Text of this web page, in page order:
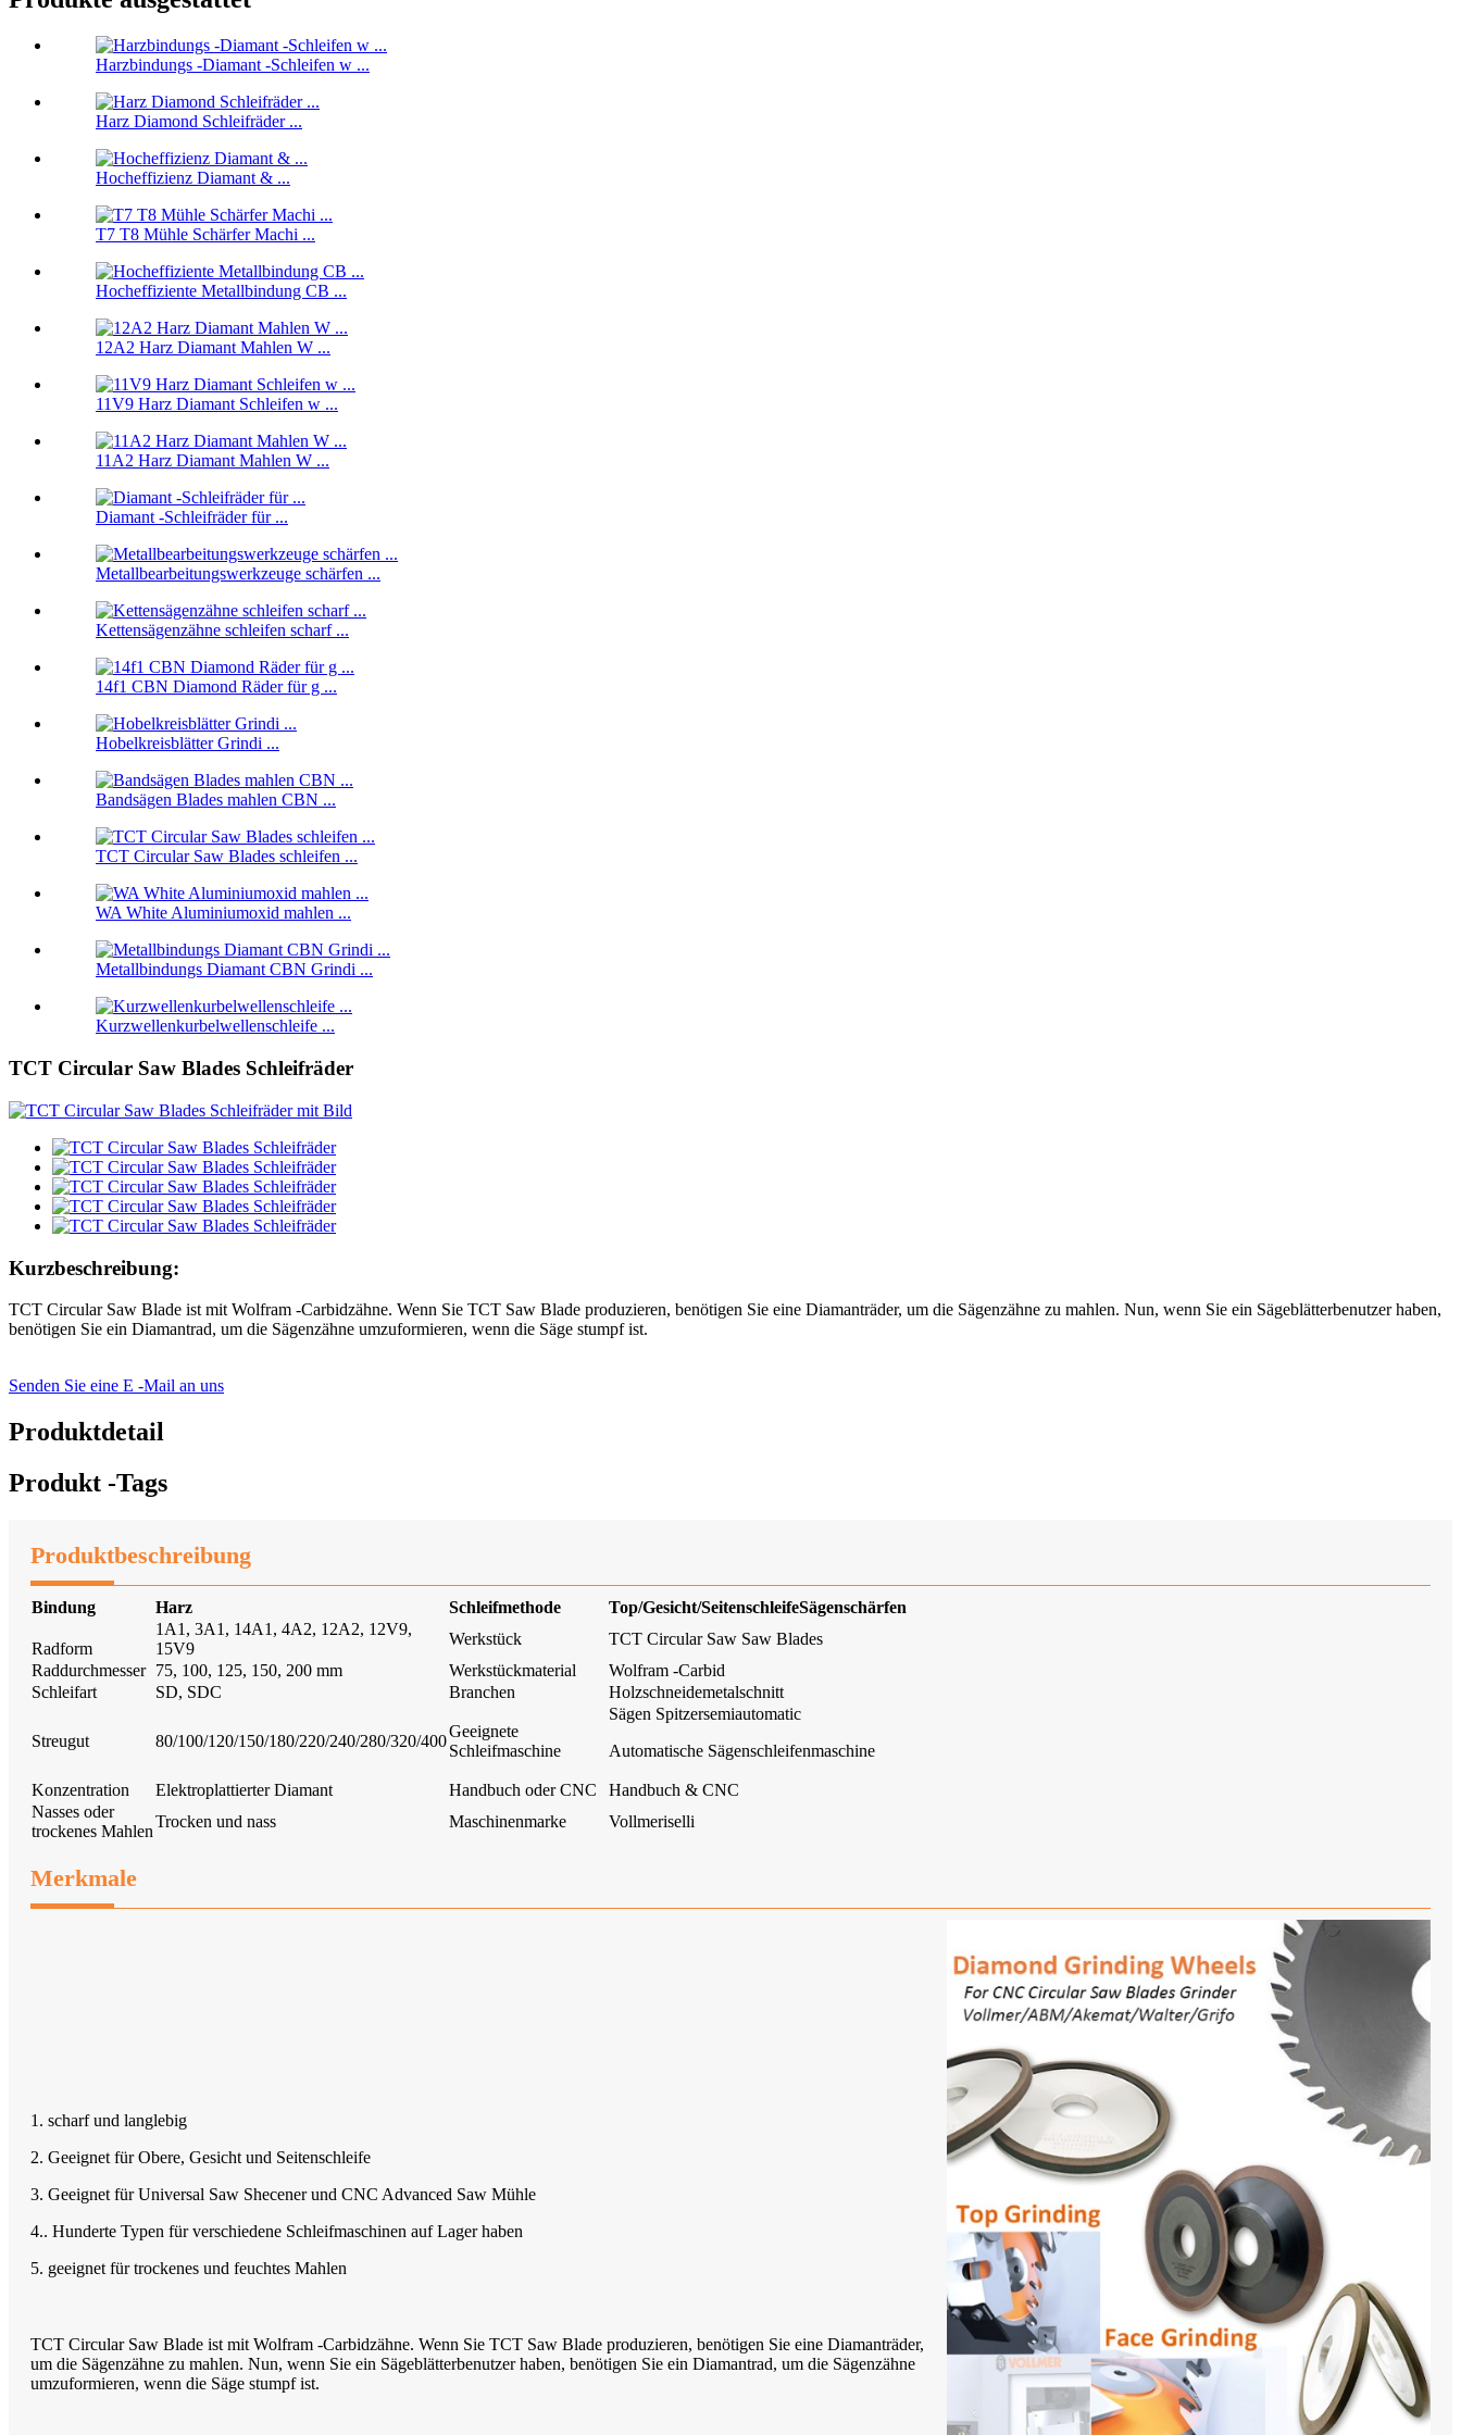
Harzbindungs ​​-Diamant -Schleifen w ...
Harz Diamond Schleifräder ...
Hocheffizienz Diamant & ...
T7 T8 Mühle Schärfer Machi ...
Hocheffiziente Metallbindung CB ...
12A2 Harz Diamant Mahlen W ...
11V9 Harz Diamant Schleifen w ...
11A2 Harz Diamant Mahlen W ...
Diamant -Schleifräder für ...
Metallbearbeitungswerkzeuge schärfen ...
Kettensägenzähne schleifen scharf ...
14f1 CBN Diamond Räder für g ...
Hobelkreisblätter Grindi ...
Bandsägen Blades mahlen CBN ...
TCT Circular Saw Blades schleifen ...
WA White Aluminiumoxid mahlen ...
Metallbindungs ​​Diamant CBN Grindi ...
Kurzwellenkurbelwellenschleife ...
TCT Circular Saw Blades Schleifräder
Kurzbeschreibung:
TCT Circular Saw Blade ist mit Wolfram -Carbidzähne. Wenn Sie TCT Saw Blade produzieren, benötigen Sie eine Diamanträder, um die Sägenzähne zu mahlen. Nun, wenn Sie ein Sägeblätterbenutzer haben,
benötigen Sie ein Diamantrad, um die Sägenzähne umzuformieren, wenn die Säge stumpf ist.
Senden Sie eine E -Mail an uns
Produktdetail
Produkt -Tags
Produktbeschreibung
Bindung Harz Schleifmethode Top/Gesicht/SeitenschleifeSägenschärfen
Radform
1A1, 3A1, 14A1, 4A2, 12A2, 12V9,
15V9
Werkstück
TCT Circular Saw Saw Blades
Raddurchmesser 75, 100, 125, 150, 200 mm Werkstückmaterial
Wolfram -Carbid
Schleifart
SD, SDC Branchen Holzschneidemetalschnitt
Streugut 80/100/120/150/180/220/240/280/320/400
Geeignete
Schleifmaschine
Sägen Spitzersemiautomatic
Automatische Sägenschleifenmaschine
Konzentration Elektroplattierter Diamant Handbuch oder CNC
Handbuch & CNC
Nasses oder
trockenes Mahlen
Trocken und nass Maschinenmarke Vollmeriselli
Merkmale
1. scharf und langlebig
2. Geeignet für Obere, Gesicht und Seitenschleife
3. Geeignet für Universal Saw Shecener und CNC Advanced Saw Mühle
4.. Hunderte Typen für verschiedene Schleifmaschinen auf Lager haben
5. geeignet für trockenes und feuchtes Mahlen
TCT Circular Saw Blade ist mit Wolfram -Carbidzähne. Wenn Sie TCT Saw Blade produzieren, benötigen Sie eine Diamanträder,
um die Sägenzähne zu mahlen. Nun, wenn Sie ein Sägeblätterbenutzer haben, benötigen Sie ein Diamantrad, um die Sägenzähne
umzuformieren, wenn die Säge stumpf ist.